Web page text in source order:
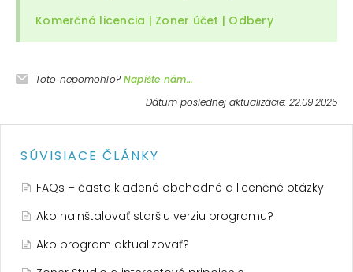
Komerčná licencia | Zoner účet | Odbery
Toto nepomohlo? Napíšte nám…
Dátum poslednej aktualizácie: 22.09.2025
SÚVISIACE ČLÁNKY
FAQs – často kladené obchodné a licenčné otázky
Ako nainštalovať staršiu verziu programu?
Ako program aktualizovať?